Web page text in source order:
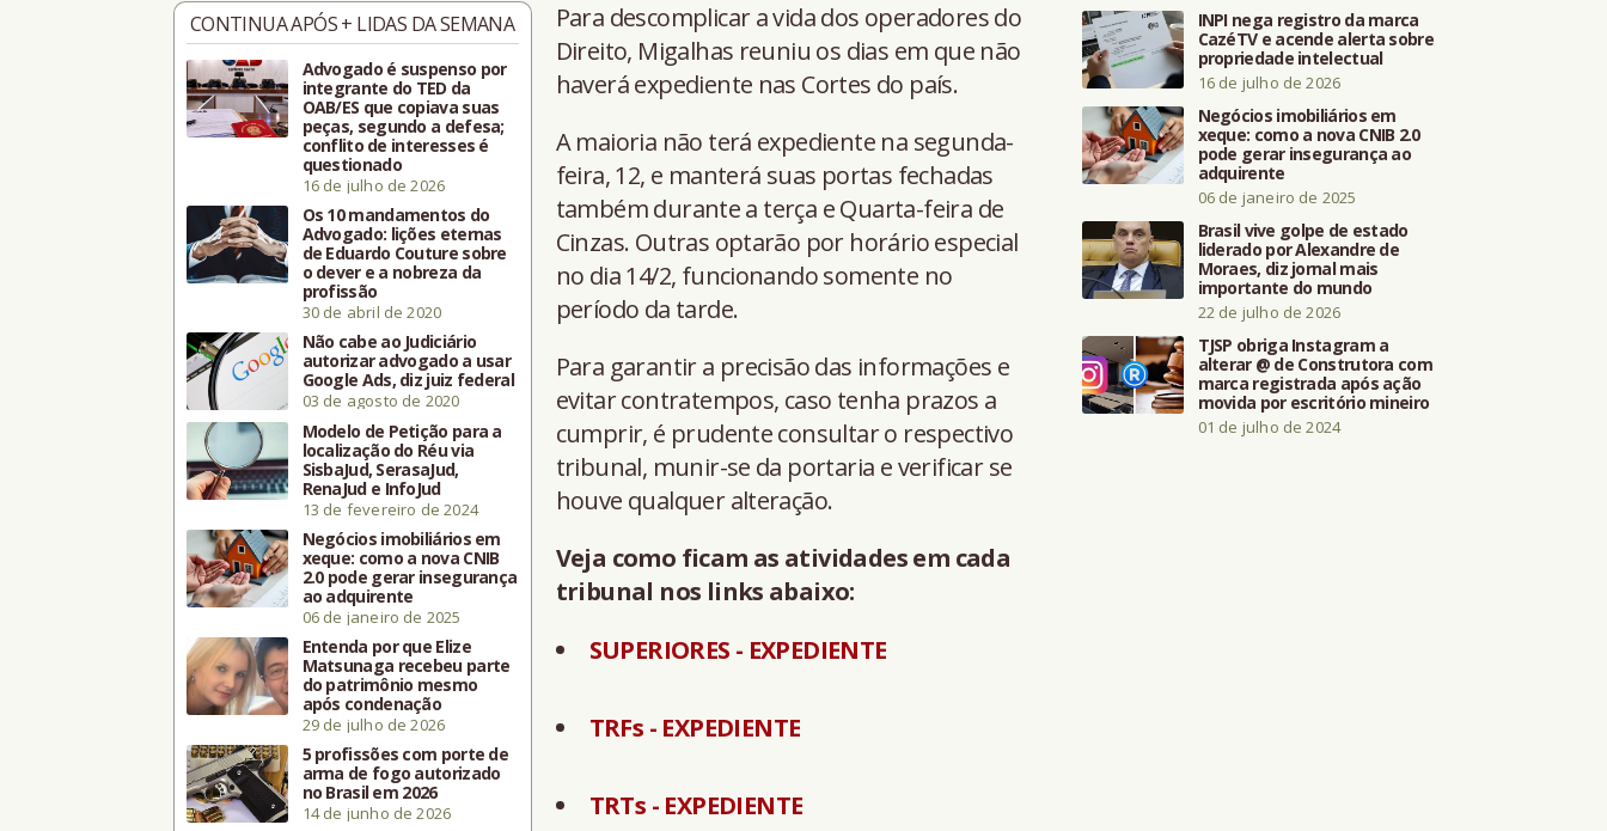
CONTINUA APÓS + LIDAS DA SEMANA
Advogado é suspenso por
integrante do TED da
OAB/ES que copiava suas
peças, segundo a defesa;
conflito de interesses é
questionado
16 de julho de 2026
Os 10 mandamentos do
Advogado: lições eternas
de Eduardo Couture sobre
o dever e a nobreza da
profissão
30 de abril de 2020
Não cabe ao Judiciário
autorizar advogado a usar
Google Ads, diz juiz federal
03 de agosto de 2020
Modelo de Petição para a
localização do Réu via
SisbaJud, SerasaJud,
RenaJud e InfoJud
13 de fevereiro de 2024
Negócios imobiliários em
xeque: como a nova CNIB
2.0 pode gerar insegurança
ao adquirente
06 de janeiro de 2025
Entenda por que Elize
Matsunaga recebeu parte
do patrimônio mesmo
após condenação
29 de julho de 2026
5 profissões com porte de
arma de fogo autorizado
no Brasil em 2026
14 de junho de 2026
Para descomplicar a vida dos operadores do
Direito, Migalhas reuniu os dias em que não
haverá expediente nas Cortes do país.
A maioria não terá expediente na segunda-
feira, 12, e manterá suas portas fechadas
também durante a terça e Quarta-feira de
Cinzas. Outras optarão por horário especial
no dia 14/2, funcionando somente no
período da tarde.
Para garantir a precisão das informações e
evitar contratempos, caso tenha prazos a
cumprir, é prudente consultar o respectivo
tribunal, munir-se da portaria e verificar se
houve qualquer alteração.
Veja como ficam as atividades em cada
tribunal nos links abaixo:
SUPERIORES - EXPEDIENTE
TRFs - EXPEDIENTE
TRTs - EXPEDIENTE
INPI nega registro da marca
CazéTV e acende alerta sobre
propriedade intelectual
16 de julho de 2026
Negócios imobiliários em
xeque: como a nova CNIB 2.0
pode gerar insegurança ao
adquirente
06 de janeiro de 2025
Brasil vive golpe de estado
liderado por Alexandre de
Moraes, diz jornal mais
importante do mundo
22 de julho de 2026
TJSP obriga Instagram a
alterar @ de Construtora com
marca registrada após ação
movida por escritório mineiro
01 de julho de 2024